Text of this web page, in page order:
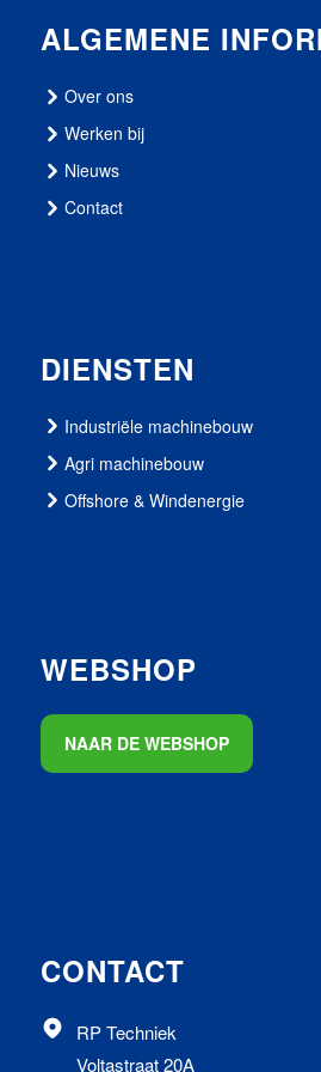
ALGEMENE
Over ons
Werken bij
Nieuws
Contact
DIENSTEN
Industriële machinebouw
Agri machinebouw
Offshore & Windenergie
WEBSHOP
NAAR DE WEBSHOP
CONTACT
RP Techniek
Voltastraat 20A